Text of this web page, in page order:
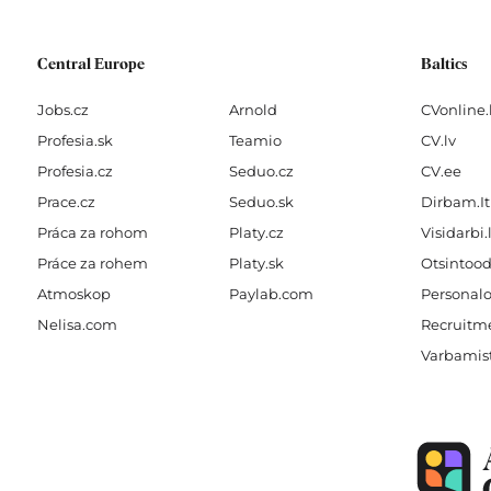
Central Europe
Jobs.cz
Profesia.sk
Profesia.cz
Prace.cz
Práca za rohom
Práce za rohem
Atmoskop
Nelisa.com
Arnold
Teamio
Seduo.cz
Seduo.sk
Platy.cz
Platy.sk
Paylab.com
Baltics
CV.lv
CV.ee
Dirbam.It